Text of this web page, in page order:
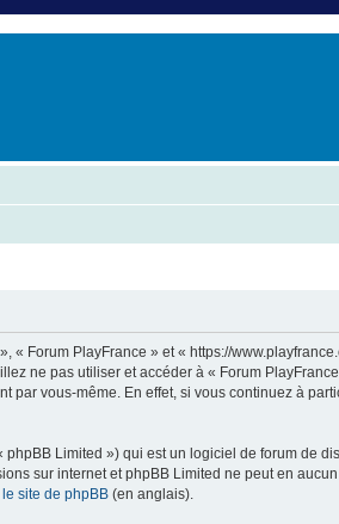
Forum PlayFrance » et « https://
ne pas utiliser et accéder à « Forum
vous-même. En effet, si vous continuez à
Limited ») qui est un logiciel de forum de
sur internet et phpBB Limited ne peut en
le site de phpBB (en anglais).